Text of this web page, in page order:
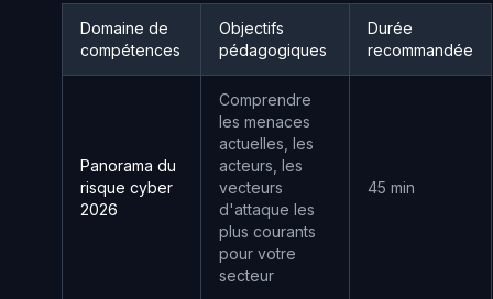
Domaine de
compétences
Objectifs
pédagogiques
Durée
recommandée
Panorama du
risque cyber
2026
Comprendre
les menaces
actuelles, les
acteurs, les
vecteurs
d'attaque les
plus courants
pour votre
secteur
45 min